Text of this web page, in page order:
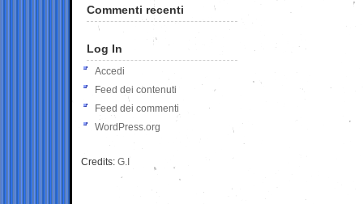
Commenti recenti
Log In
Accedi
Feed dei contenuti
Feed dei commenti
WordPress.org
Credits: G.I